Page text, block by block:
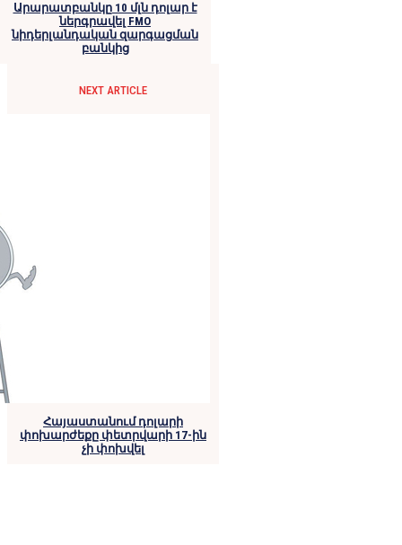
Արարատբանկը 10 մլն դոլար է
ներգրավել FMO
նիդերլանդական զարգացման
բանկից
NEXT ARTICLE
Հայաստանում դոլարի
փոխարժեքը փետրվարի 17-ին
չի փոխվել